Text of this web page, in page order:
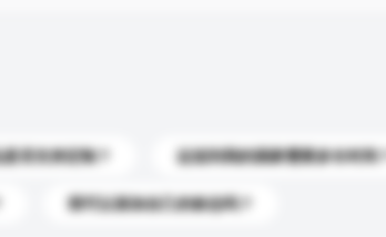
否支持定制？ 运送到我的国家需要多长时间？
我可以添加自己的标志吗？